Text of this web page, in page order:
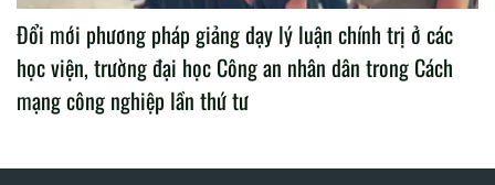
Đổi mới phương pháp giảng dạy lý luận chính trị ở các
học viện, trường đại học Công an nhân dân trong Cách
mạng công nghiệp lần thứ tư